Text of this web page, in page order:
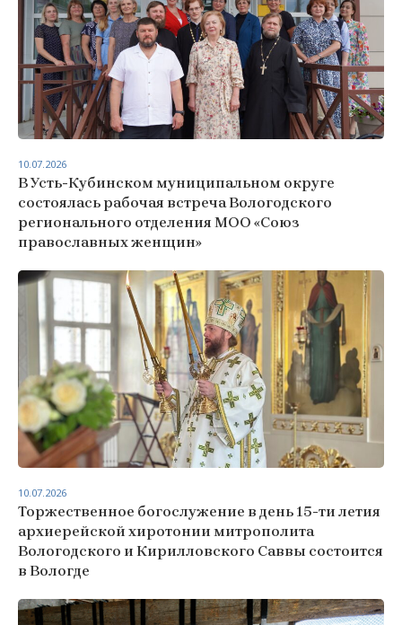
В Усть-Кубинском муниципальном округе
состоялась рабочая встреча Вологодского
регионального отделения МОО «Союз
православных женщин»
10.07.2026
Торжественное богослужение в день 15-ти летия
архиерейской хиротонии митрополита
Вологодского и Кирилловского Саввы состоится
в Вологде
10.07.2026